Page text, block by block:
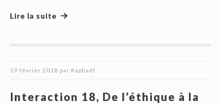
Lire la suite
19 février 2018 par Raphaël
Interaction 18, De l’éthique à la